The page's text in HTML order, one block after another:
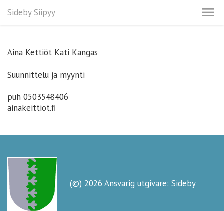
Sideby Siipyy
Aina Kettiöt Kati Kangas
Suunnittelu ja myynti
puh 0503548406
ainakeittiot.fi
(©) 2026 Ansvarig utgivare: Sideby